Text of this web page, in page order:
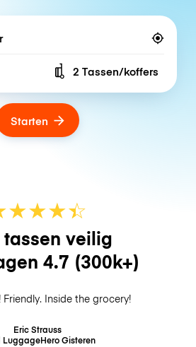
Number of bags
2 Tassen/koffers
Starten
★★★☆
★
tassen veilig
4.7 (300k+)
Friendly. Inside the grocery!
Eric Strauss
LuggageHeroGisteren